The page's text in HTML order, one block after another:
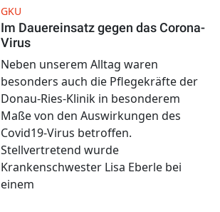
GKU
Im Dauereinsatz gegen das Corona-
Virus
Neben unserem Alltag waren
besonders auch die Pflegekräfte der
Donau-Ries-Klinik in besonderem
Maße von den Auswirkungen des
Covid19-Virus betroffen.
Stellvertretend wurde
Krankenschwester Lisa Eberle bei
einem